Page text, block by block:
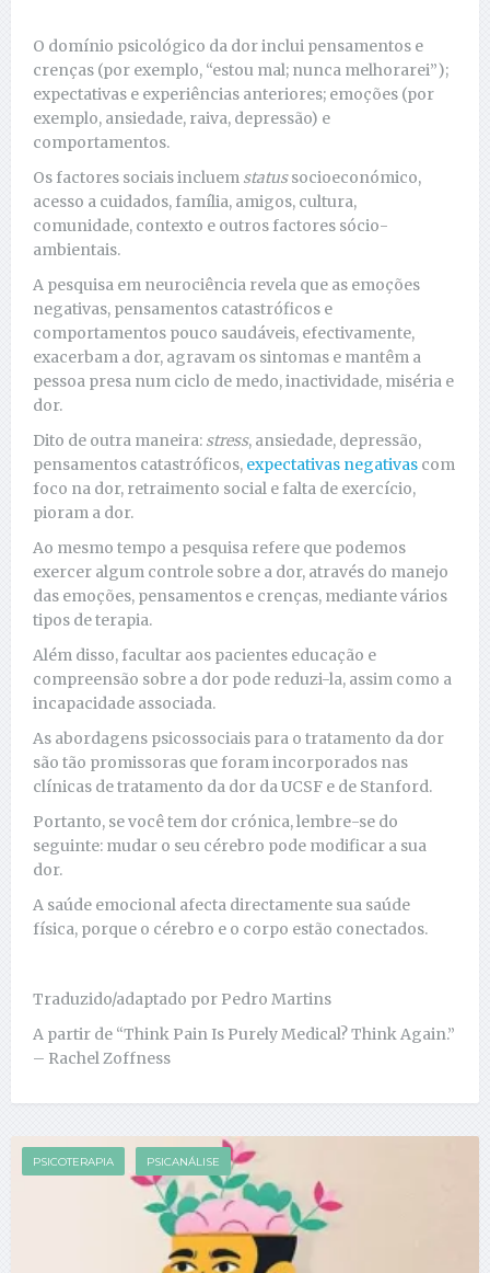
O domínio psicológico da dor inclui pensamentos e
crenças (por exemplo, “estou mal; nunca melhorarei”);
expectativas e experiências anteriores; emoções (por
exemplo, ansiedade, raiva, depressão) e
comportamentos.
Os factores sociais incluem statussocioeconómico,
acesso a cuidados, família, amigos, cultura,
comunidade, contexto e outros factores sócio-
ambientais.
A pesquisa em neurociência revela que as emoções
negativas, pensamentos catastróficos e
comportamentos pouco saudáveis, efectivamente,
exacerbam a dor, agravam os sintomas e mantêm a
pessoa presa num ciclo de medo, inactividade, miséria e
dor.
Dito de outra maneira: stress, ansiedade, depressão,
pensamentos catastróficos, expectativas negativas com
foco na dor, retraimento social e falta de exercício,
pioram a dor.
Ao mesmo tempo a pesquisa refere que podemos
exercer algum controle sobre a dor, através do manejo
das emoções, pensamentos e crenças, mediante vários
tipos de terapia.
Além disso, facultar aos pacientes educação e
compreensão sobre a dor pode reduzi-la, assim como a
incapacidade associada.
As abordagens psicossociais para o tratamento da dor
são tão promissoras que foram incorporados nas
clínicas de tratamento da dor da UCSF e de Stanford.
Portanto, se você tem dor crónica, lembre-se do
seguinte: mudar o seu cérebro pode modificar a sua
dor.
A saúde emocional afecta directamente sua saúde
física, porque o cérebro e o corpo estão conectados.
Traduzido/adaptado por Pedro Martins
A partir de “Think Pain Is Purely Medical? Think Again.”
– Rachel Zoffness
PSICOTERAPIA PSICANÁLISE